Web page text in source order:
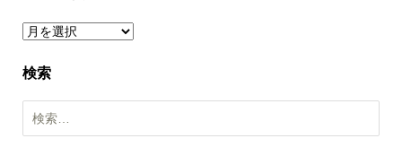
ア
カ
イ
ブ
検索
索